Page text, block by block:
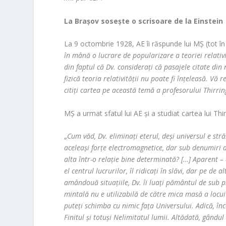
La Brașov sosește o scrisoare de la Einstein
La 9 octombrie 1928, AE îi răspunde lui MȘ (tot
în mână o lucrare de popularizare a teoriei
din faptul că Dv. considerați că pasajele citate
fizică teoria relativității nu poate fi înțeleasă. Vă
citiți cartea pe această temă a profesorului
MȘ a urmat sfatul lui AE și a studiat cartea lui
„Cum văd, Dv. eliminați eterul, deși universul e
aceleași forțe electromagnetice, dar sub
alta într-o relație bine determinată? […] Aparent
el centrul lucrurilor, îl ridicați în slăvi, dar pe de
amândouă situațiile, Dv. îi luați pământul de sub
mintală nu e utilizabilă de către mica masă a
puteți schimba cu nimic fața Universului. Adică,
Finitul și totuși Nelimitatul lumii. Altădată, gândul